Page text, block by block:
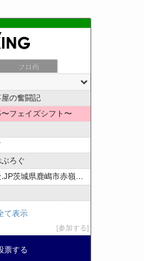
ブロ画
の奮闘記
フェイズシフト〜
ろぐ
鹿嶋市赤嶺電研企画ブログ
ト 電気工事を徹底解説
ればいいな
て表示
参加する
票する